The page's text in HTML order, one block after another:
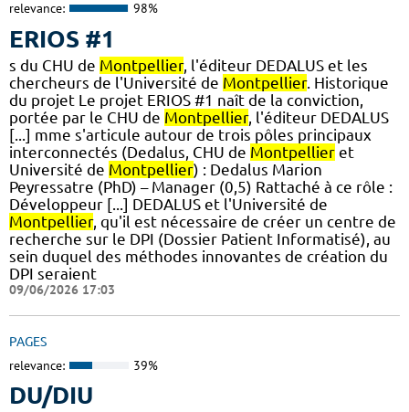
relevance: 98%
ERIOS #1
s du CHU de Montpellier, l'éditeur DEDALUS et les
chercheurs de l'Université de Montpellier. Historique
du projet Le projet ERIOS #1 naît de la conviction,
portée par le CHU de Montpellier, l'éditeur DEDALUS
[...] mme s'articule autour de trois pôles principaux
interconnectés (Dedalus, CHU de Montpellier et
Université de Montpellier) : Dedalus Marion
Peyressatre (PhD) – Manager (0,5) Rattaché à ce rôle :
Développeur [...] DEDALUS et l'Université de
Montpellier, qu'il est nécessaire de créer un centre de
recherche sur le DPI (Dossier Patient Informatisé), au
sein duquel des méthodes innovantes de création du
DPI seraient
09/06/2026 17:03
PAGES
relevance: 39%
DU/DIU